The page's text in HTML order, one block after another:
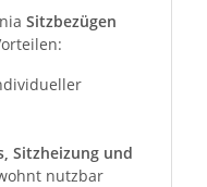
Sitzbezügen
Sitzheizung und
nutzbar